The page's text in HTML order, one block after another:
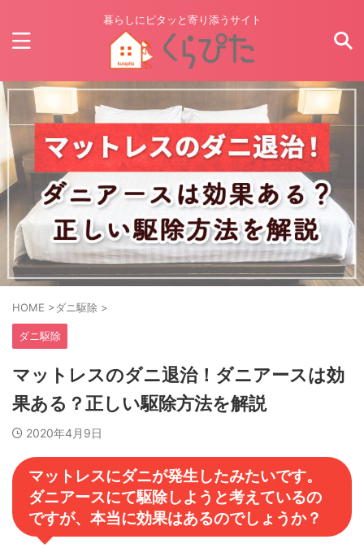
暮らしにピタッと寄り添うサイト
HOME >ダニ駆除 >
ダニ駆除
マットレスのダニ退治！ダニアースは効
果ある？正しい駆除方法を解説
2020年4月9日
マットレスにダニが発生したみたいです。
ダニアースにて駆除しようと考えているの
ですが、本当に効果はあるのでしょうか？